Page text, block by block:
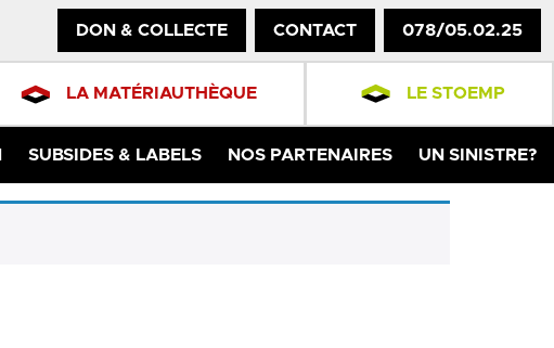
DON & COLLECTE CONTACT 078/05.02.25
LA MATÉRIAUTHÈQUE LE STOEMP
SUBSIDES & LABELS NOS PARTENAIRES UN SINISTRE?